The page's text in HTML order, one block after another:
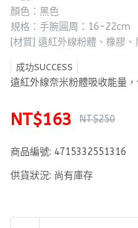
顏色：黑色
規格：手腕圓周：16-22cm
[材質] 遠紅外線粉體、橡膠
成功SUCCESS
遠紅外線奈米粉體吸收能量
NT$163 NT$250
商品編號: 4715332551316
供貨狀況: 尚有庫存